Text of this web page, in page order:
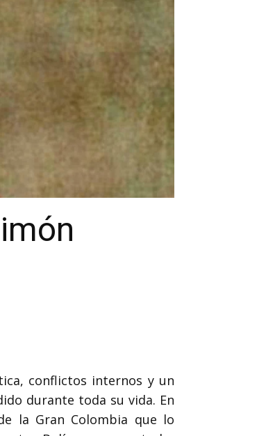
conflictos internos y un
durante toda su vida. En
la Gran Colombia que lo